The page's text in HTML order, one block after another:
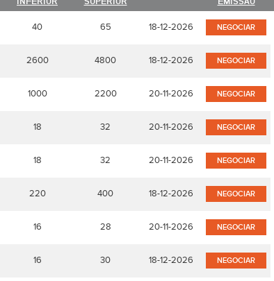
40 65 18-12-2026 NEGOCIAR
2600 4800 18-12-2026 NEGOCIAR
1000 2200 20-11-2026 NEGOCIAR
18 32 20-11-2026 NEGOCIAR
18 32 20-11-2026 NEGOCIAR
220 400 18-12-2026 NEGOCIAR
16 28 20-11-2026 NEGOCIAR
16 30 18-12-2026 NEGOCIAR